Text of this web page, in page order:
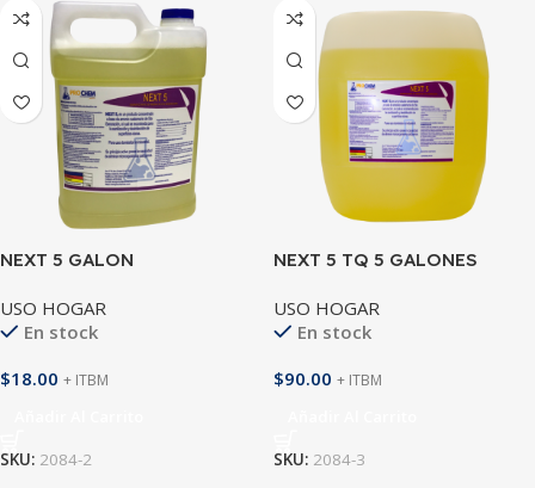
NEXT 5 GALON
USO HOGAR
En stock
$18.00 + ITBM
SKU: 2084-2
NEXT 5 TQ 5 GALONES
USO HOGAR
En stock
$90.00 + ITBM
SKU: 2084-3